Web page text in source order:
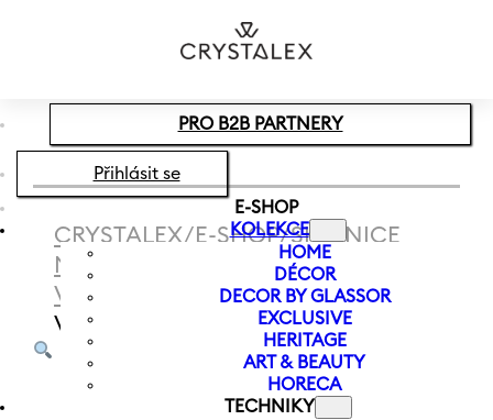
Přeskočit na zápatí
PRO B2B PARTNERY
Přihlásit se
E-SHOP
KOLEKCE
HOME
DÉCOR
DECOR BY GLASSOR
EXCLUSIVE
HERITAGE
ART & BEAUTY
HORECA
TECHNIKY
CRYSTALEX/ E-SHOP/SKLENICE
NA VÍNO
VÍNO
SKLENICE NA ČERVENÉ
VÍNO SANDRA 570 ML